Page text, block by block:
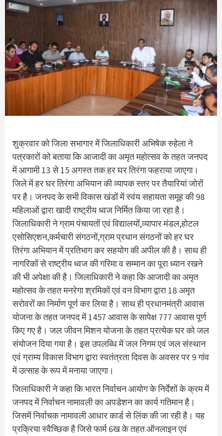
शुक्रवार को जिला सभागार में जिलाधिकारी अभिषेक रुहेला ने
पत्रकारों को बताया कि आजादी का अमृत महोत्सव के तहत जनपद
में आगामी 13 से 15 अगस्त तक हर घर तिरंगा फहराया जाएगा।
जिले में हर घर तिरंगा अभियान की व्यापक स्तर पर तैयारियां जोरों
पर है। जनपद के सभी विकास खंडों में स्वंय सहायता समूह की 98
महिलाओं द्वारा खादी राष्ट्रीय ध्वज निर्मित किया जा रहा है।
जिलाधिकारी ने ग्राम पंचायतों एवं विद्यालयों,व्यापार मंडल,होटल
एसोसिएशन,कर्मचारी संगठनों,ग्राम प्रधान संगठनों को हर घर
तिरंगा अभियान में प्रतिभाग कर सहयोग की अपील की है। साथ ही
नागरिकों से राष्ट्रीय ध्वज की गरिमा व सम्मान का पूरा ध्यान रखने
की भी अपेक्षा की है। जिलाधिकारी ने कहा कि आजादी का अमृत
महोत्सव के तहत मनरेगा श्रमिकों एवं वन विभाग द्वारा 18 अमृत
सरोवरों का निर्माण पूर्ण कर लिया है। साथ ही प्रधानमंत्री आवास
योजना के तहत जनपद में 1457 आवास के सापेक्ष 777 आवास पूर्ण
किए गए है। जल जीवन मिशन योजना के तहत प्रत्येक घर को जल
संयोजन दिया गया है। इस उपलब्धि में जल निगम एवं जल संस्थान
एवं ग्राम्य विकास विभाग द्वारा स्वतंत्रता दिवस के अवसर पर 9 गांव
में उत्साह के रूप में मनाया जाएगा।
जिलाधिकारी ने कहा कि भारत निर्वाचन आयोग के निर्देशों के क्रम में
जनपद में निर्वाचन नामावली का अपडेशन का कार्य गतिमान है।
जिसमें निर्वाचक नामावली आधार कार्ड से लिंक की जा रही है। यह
प्रक्रिया स्वैच्छिक है जिसे फार्म 6ख के तहत ऑनलाइन एवं